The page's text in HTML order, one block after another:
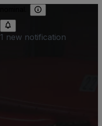
1 new notification